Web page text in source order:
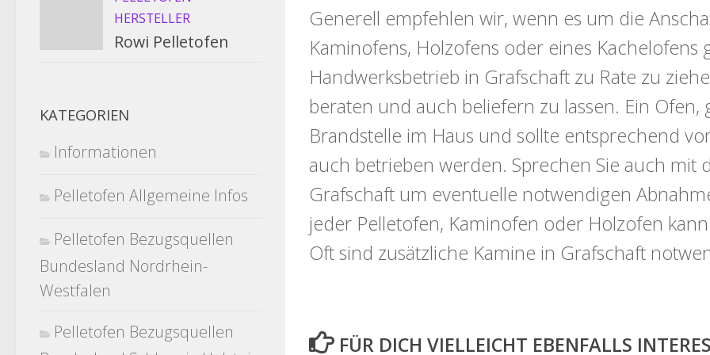
Generell empfehlen wir, wenn es um die
Kaminofens, Holzofens oder eines Kachelofens
Handwerksbetrieb in Grafschaft zu Rate zu
beraten und auch beliefern zu lassen. Ein
Brandstelle im Haus und sollte entsprechend
auch betrieben werden. Sprechen Sie auch mit
Grafschaft um eventuelle notwendigen
jeder Pelletofen, Kaminofen oder Holzofen
Oft sind zusätzliche Kamine in Grafschaft
FÜR DICH VIELLEICHT EBENFALLS
HERSTELLER
Rowi Pelletofen
KATEGORIEN
Informationen
Pelletofen Allgemeine Infos
Pelletofen Bezugsquellen
Bundesland Nordrhein-
Westfalen
Pelletofen Bezugsquellen